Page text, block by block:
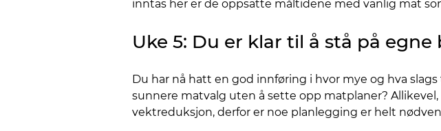
inntas her er de oppsatte måltidene med vanlig mat
Uke 5: Du er klar til å stå på egne
Du har nå hatt en god innføring i hvor mye og hva
sunnere matvalg uten å sette opp matplaner?
vektreduksjon, derfor er noe planlegging er helt